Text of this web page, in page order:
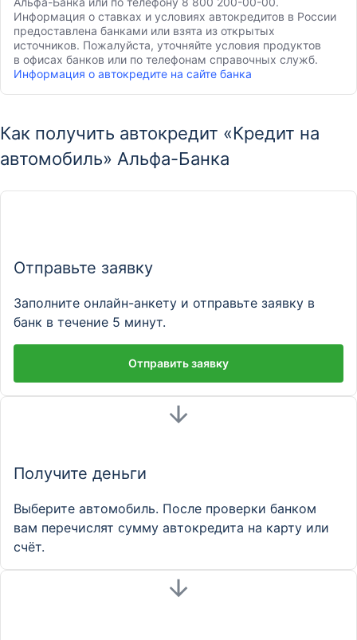
Информация о ставках и условиях автокредитов в России
предоставлена банками или взята из открытых
источников. Пожалуйста, уточняйте условия продуктов
в офисах банков или по телефонам справочных служб.
Информация о автокредите на сайте банка
Как получить автокредит «Кредит на
автомобиль» Альфа-Банка
Отправьте заявку
Заполните онлайн-анкету и отправьте заявку в
банк в течение 5 минут.
Отправить заявку
Получите деньги
Выберите автомобиль. После проверки банком
вам перечислят сумму автокредита на карту или
счёт.